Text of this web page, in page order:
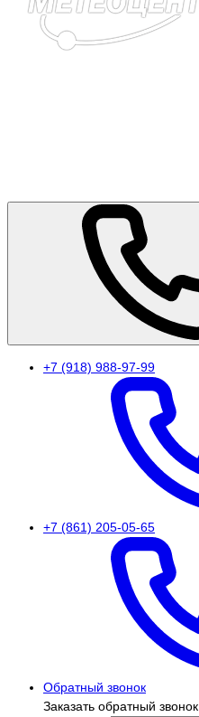
+7 (918) 988-97-99
+7 (861) 205-05-65
Обратный звонок
Заказать обратный звонок